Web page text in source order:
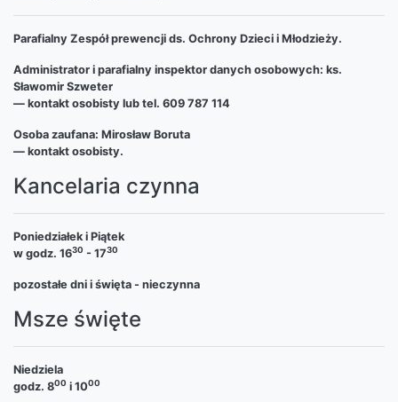
Parafialny Zespół prewencji ds. Ochrony Dzieci i Młodzieży.
Administrator i parafialny inspektor danych osobowych: ks.
Sławomir Szweter
— kontakt osobisty lub tel. 609 787 114
Osoba zaufana: Mirosław Boruta
— kontakt osobisty.
Kancelaria czynna
Poniedziałek i Piątek
w godz. 1630 - 1730
pozostałe dni i święta - nieczynna
Msze święte
Niedziela
godz. 800 i 1000